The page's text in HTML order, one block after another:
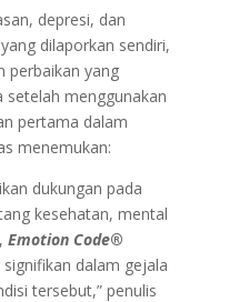
depresi, dan
dilaporkan sendiri,
perbaikan yang
setelah menggunakan
pertama dalam
menemukan:
dukungan pada
kesehatan, mental
Emotion Code®
dalam gejala
tersebut,” penulis